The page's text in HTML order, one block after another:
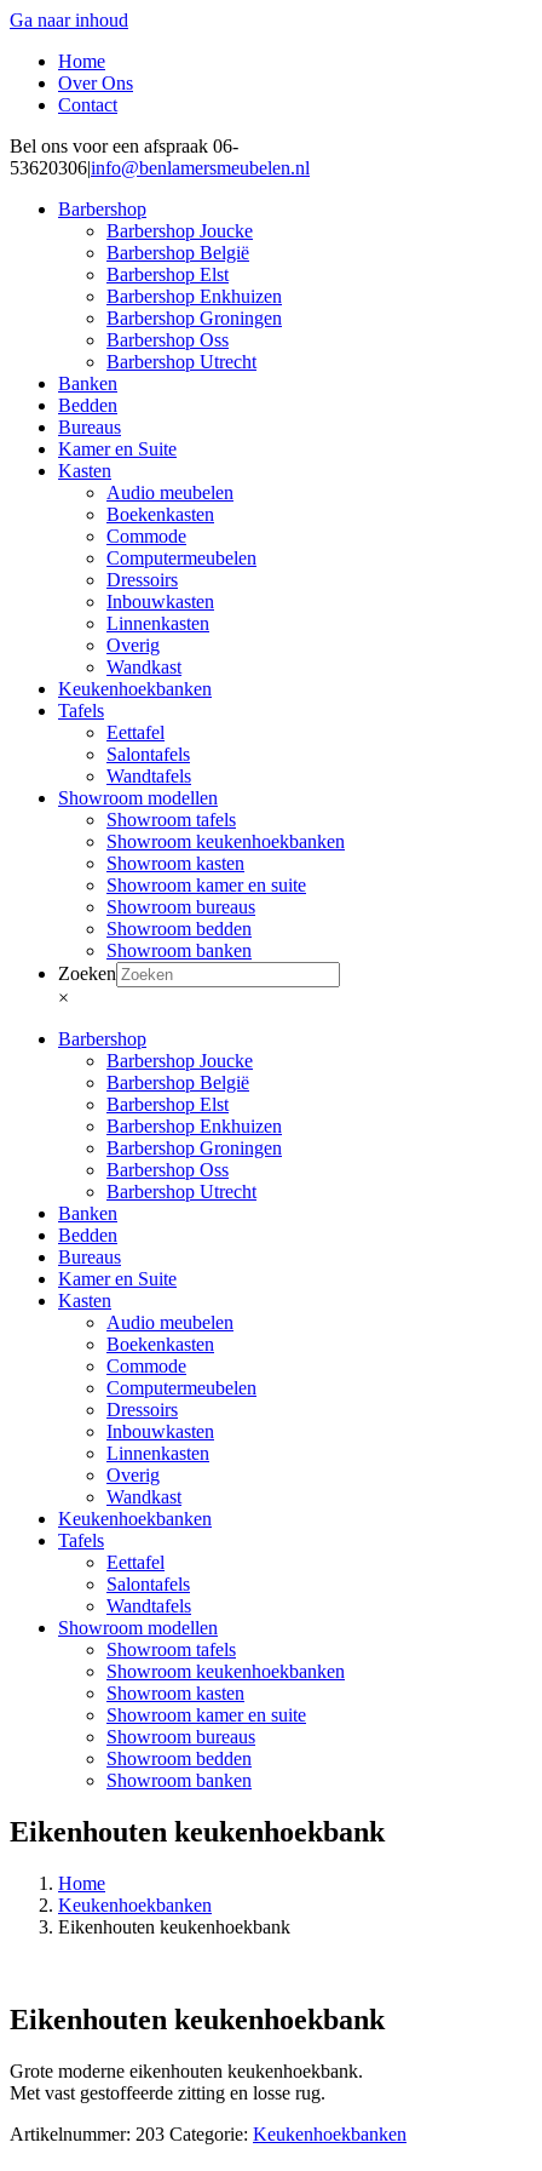
Ga naar inhoud
Home
Over Ons
Contact
Bel ons voor een afspraak 06-
53620306|info@benlamersmeubelen.nl
Barbershop
Barbershop Joucke
Barbershop België
Barbershop Elst
Barbershop Enkhuizen
Barbershop Groningen
Barbershop Oss
Barbershop Utrecht
Banken
Bedden
Bureaus
Kamer en Suite
Kasten
Audio meubelen
Boekenkasten
Commode
Computermeubelen
Dressoirs
Inbouwkasten
Linnenkasten
Overig
Wandkast
Keukenhoekbanken
Tafels
Eettafel
Salontafels
Wandtafels
Showroom modellen
Showroom tafels
Showroom keukenhoekbanken
Showroom kasten
Showroom kamer en suite
Showroom bureaus
Showroom bedden
Showroom banken
Zoeken
×
Barbershop
Barbershop Joucke
Barbershop België
Barbershop Elst
Barbershop Enkhuizen
Barbershop Groningen
Barbershop Oss
Barbershop Utrecht
Banken
Bedden
Bureaus
Kamer en Suite
Kasten
Audio meubelen
Boekenkasten
Commode
Computermeubelen
Dressoirs
Inbouwkasten
Linnenkasten
Overig
Wandkast
Keukenhoekbanken
Tafels
Eettafel
Salontafels
Wandtafels
Showroom modellen
Showroom tafels
Showroom keukenhoekbanken
Showroom kasten
Showroom kamer en suite
Showroom bureaus
Showroom bedden
Showroom banken
Eikenhouten keukenhoekbank
Home
Keukenhoekbanken
Eikenhouten keukenhoekbank
Eikenhouten keukenhoekbank
Grote moderne eikenhouten keukenhoekbank.
Met vast gestoffeerde zitting en losse rug.
Artikelnummer: 203 Categorie: Keukenhoekbanken